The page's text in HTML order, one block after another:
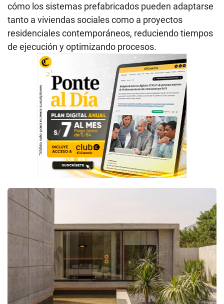
cómo los sistemas prefabricados pueden adaptarse
tanto a viviendas sociales como a proyectos
residenciales contemporáneos, reduciendo tiempos
de ejecución y optimizando procesos.